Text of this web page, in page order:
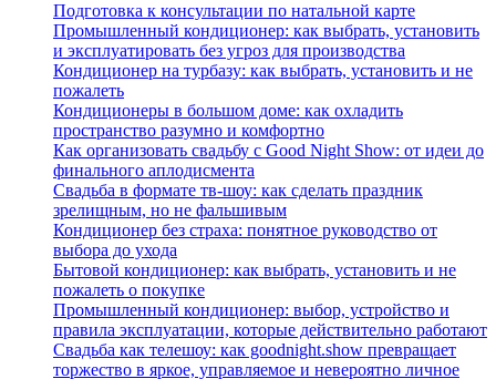
Подготовка к консультации по натальной карте
Промышленный кондиционер: как выбрать, установить
и эксплуатировать без угроз для производства
Кондиционер на турбазу: как выбрать, установить и не
пожалеть
Кондиционеры в большом доме: как охладить
пространство разумно и комфортно
Как организовать свадьбу с Good Night Show: от идеи до
финального аплодисмента
Свадьба в формате тв‑шоу: как сделать праздник
зрелищным, но не фальшивым
Кондиционер без страха: понятное руководство от
выбора до ухода
Бытовой кондиционер: как выбрать, установить и не
пожалеть о покупке
Промышленный кондиционер: выбор, устройство и
правила эксплуатации, которые действительно работают
Свадьба как телешоу: как goodnight.show превращает
торжество в яркое, управляемое и невероятно личное